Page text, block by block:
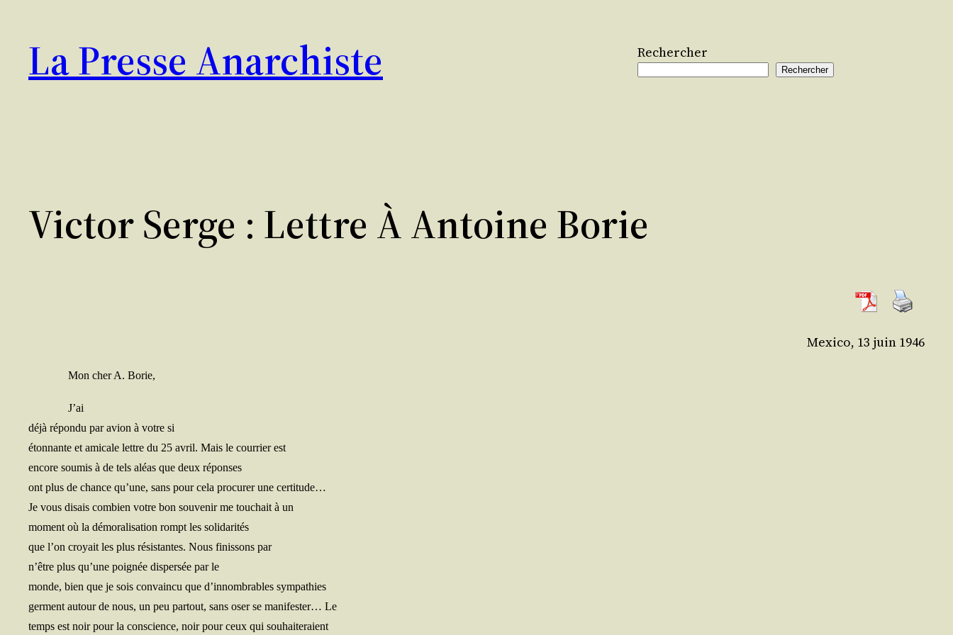
contenu
La Presse Anarchiste Rechercher
Rechercher
Victor Serge : Lettre À Antoine Borie
Mexi­co, 13 juin 1946
Mon cher A. Borie,
J’ai
déjà répon­du par avion à votre si
éton­nante et ami­cale lettre du 25 avril. Mais le cour­rier est
encore sou­mis à de tels aléas que deux réponses
ont plus de chance qu’une, sans pour cela pro­cu­rer une certitude…
Je vous disais com­bien votre bon sou­ve­nir me tou­chait à un
moment où la démo­ra­li­sa­tion rompt les solidarités
que l’on croyait les plus résis­tantes. Nous finis­sons par
n’être plus qu’une poi­gnée dis­per­sée par le
monde, bien que je sois convain­cu que d’innombrables sympathies
germent autour de nous, un peu par­tout, sans oser se mani­fes­ter… Le
temps est noir pour la conscience, noir pour ceux qui souhaiteraient